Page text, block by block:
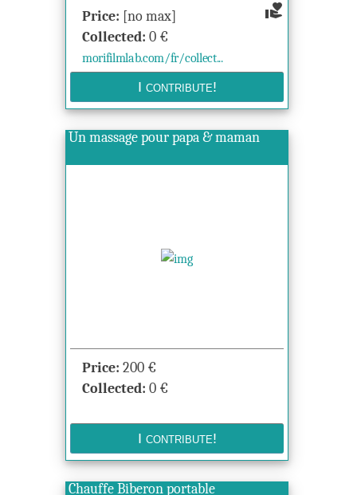
volunteer_activism
Price: [no max]
Collected: 0 €
morifilmlab.com/fr/collect...
Un massage pour papa & maman
Price: 200 €
Collected: 0 €
Chauffe Biberon portable